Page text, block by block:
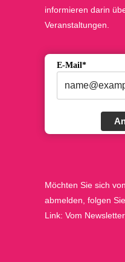
informieren darin
Veranstaltungen.
E-Mail*
Möchten Sie sich
abmelden, folgen
Link: Vom